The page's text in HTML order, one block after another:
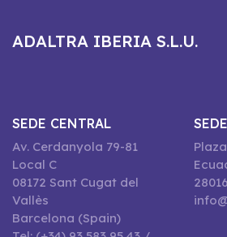
ADALTRA IBERIA S.L.U.
SEDE CENTRAL
Av. Cerdanyola 79-81
Local C
08172 Sant Cugat del
Vallès
Barcelona (Spain)